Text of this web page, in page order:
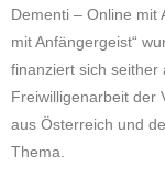
Dementi – Online mit
mit Anfängergeist“
finanziert sich seither
Freiwilligenarbeit der
aus Österreich und
Thema.